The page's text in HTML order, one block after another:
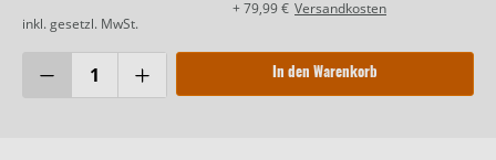
inkl. gesetzl. MwSt.
+ 79,99 € Versandkosten
In den Warenkorb